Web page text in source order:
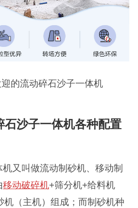
的流动碎石沙子一体机
石沙子一体机各种配置
又叫做流动制砂机、移动制
移动破碎机+筛分机+给料机
机（主机）组成；而制砂机种